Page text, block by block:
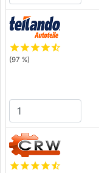
starstarstarstarstar_half
(97 %)
starstarstarstarstar_half